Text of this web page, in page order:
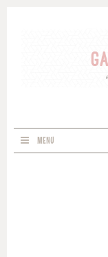
MENU